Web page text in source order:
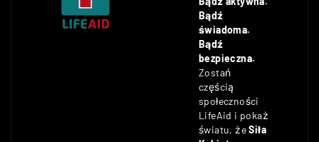
Bądź
świadoma.
Bądź
bezpieczna.
Zostań
częścią
społeczności
LifeAid i pokaż
światu, żeSiła